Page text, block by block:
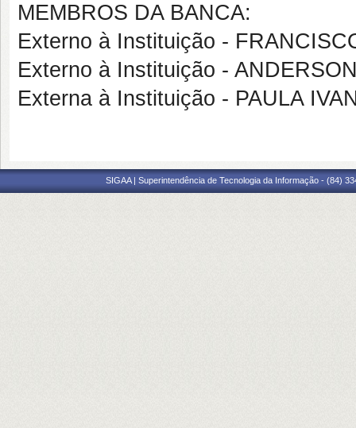
MEMBROS DA BANCA:
Externo à Instituição -
Externo à Instituição -
Externa à Instituição - PAULA
SIGAA | Superintendência de Tecnologia da Informação - (84)